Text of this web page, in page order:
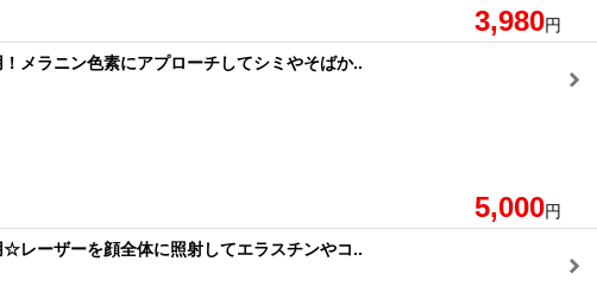
3,980円
メラニン色素にアプローチしてシミやそばか..
5,000円
レーザーを顔全体に照射してエラスチンやコ..